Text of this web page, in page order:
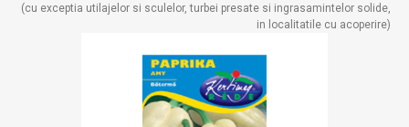
(cu exceptia utilajelor si sculelor, turbei presate si ingrasamintelor solide,
in localitatile cu acoperire)